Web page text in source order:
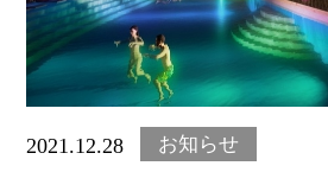
SEARCH
宿泊プランで探す
2021.12.28 お知らせ